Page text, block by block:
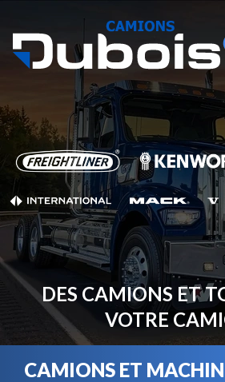
DES CAMIONS ET
VOTRE
CAMIONS ET